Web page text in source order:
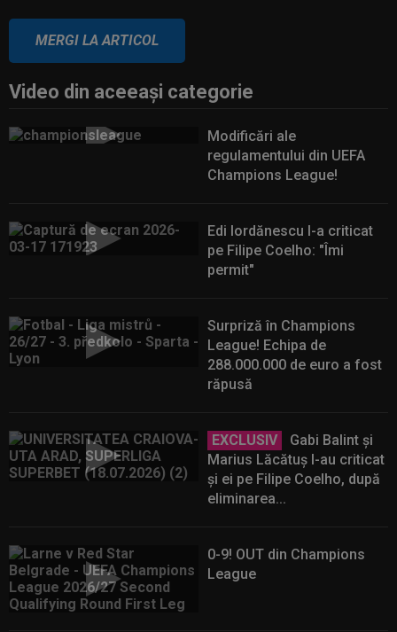
MERGI LA ARTICOL
Video din aceeaşi categorie
Modificări ale
regulamentului din UEFA
Champions League!
Edi Iordănescu l-a criticat
pe Filipe Coelho: "Îmi
permit"
Surpriză în Champions
League! Echipa de
288.000.000 de euro a fost
răpusă
EXCLUSIV
Gabi Balint și
Marius Lăcătuș l-au criticat
și ei pe Filipe Coelho, după
eliminarea...
0-9! OUT din Champions
League